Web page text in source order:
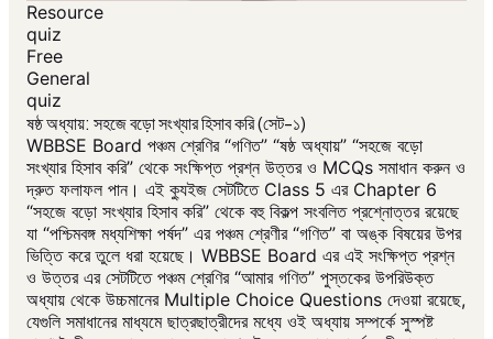
Resource
quiz
Free
General
quiz
ষষ্ঠ অধ্যায়: সহজে বড়ো সংখ্যার হিসাব করি (সেট-১)
WBBSE Board পঞ্চম শ্রেণির “গণিত” “ষষ্ঠ অধ্যায়” “সহজে বড়ো
সংখ্যার হিসাব করি” থেকে সংক্ষিপ্ত প্রশ্ন উত্তর ও MCQs সমাধান করুন ও
দ্রুত ফলাফল পান। এই ক্যুইজ সেটটিতে Class 5 এর Chapter 6
“সহজে বড়ো সংখ্যার হিসাব করি” থেকে বহু বিকল্প সংবলিত প্রশ্নোত্তর রয়েছে
যা “পশ্চিমবঙ্গ মধ্যশিক্ষা পর্ষদ” এর পঞ্চম শ্রেণীর “গণিত” বা অঙ্ক বিষয়ের উপর
ভিত্তি করে তুলে ধরা হয়েছে। WBBSE Board এর এই সংক্ষিপ্ত প্রশ্ন
ও উত্তর এর সেটটিতে পঞ্চম শ্রেণির “আমার গণিত” পুস্তকের উপরিউক্ত
অধ্যায় থেকে উচ্চমানের Multiple Choice Questions দেওয়া রয়েছে,
যেগুলি সমাধানের মাধ্যমে ছাত্রছাত্রীদের মধ্যে ওই অধ্যায় সম্পর্কে সুস্পষ্ট